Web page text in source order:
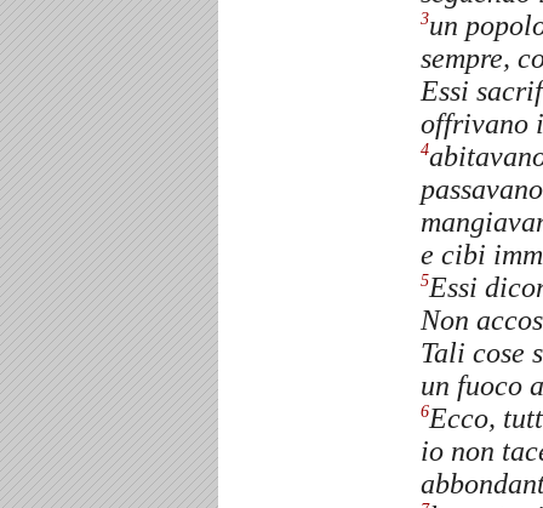
3un
sempre,
Essi
offrivano
4
e cibi
5Essi
Non
Tali cose
un fuoco
6Ecco,
io non